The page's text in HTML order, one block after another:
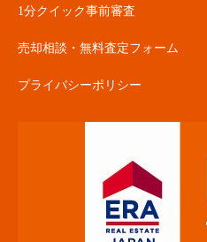
1分クイック事前審査
売却相談・無料査定フォーム
プライバシーポリシー